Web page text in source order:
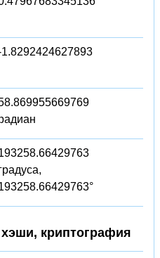
криптография